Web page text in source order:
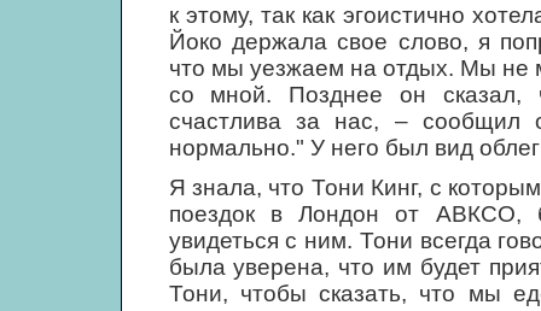
к этому, так как эгоистично
Йоко держала свое слово, я
что мы уезжаем на отдых. Мы не
со мной. Позднее он
счастлива за нас, –
нормально." У него был вид
Я знала, что Тони Кинг, с
поездок в Лондон от АВКСО,
увидеться с ним. Тони всегда
была уверена, что им будет
Тони, чтобы сказать, что мы